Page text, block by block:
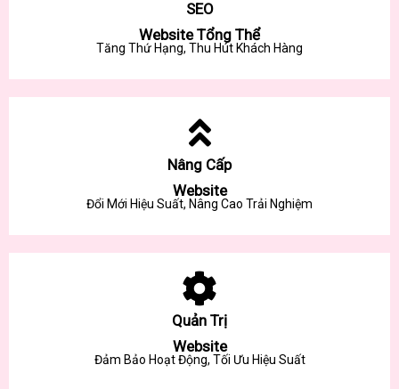
SEO
Website Tổng Thể
Tăng Thứ Hạng, Thu Hút Khách Hàng
Nâng Cấp
Website
Đổi Mới Hiệu Suất, Nâng Cao Trải Nghiệm
Quản Trị
Website
Đảm Bảo Hoạt Động, Tối Ưu Hiệu Suất